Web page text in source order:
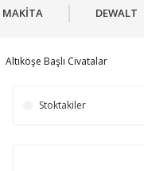
MAKİTA DEWALT
Altıköşe Başlı Civatalar
Stoktakiler